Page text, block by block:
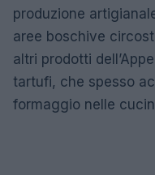
produzione
aree boschive
altri prodotti
tartufi, che spesso
formaggio nelle